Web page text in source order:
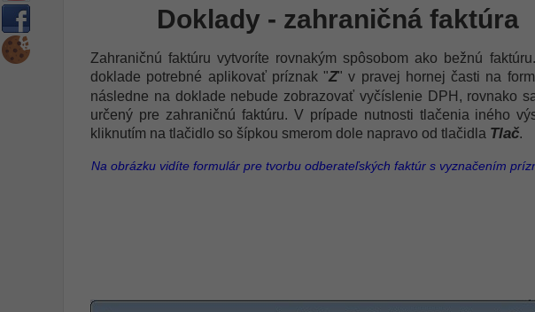
Doklady - zahraničná faktúra
Zahraničnú faktúru vytvoríte rovnakým spôsobom ako bežnú
doklade potrebné aplikovať príznak "Z" v pravej hornej časti na
následne na doklade nebude zobrazovať vyčíslenie DPH, rovnako
určený pre zahraničnú faktúru. V prípade nutnosti tlačenia iného
kliknutím na tlačidlo so šípkou smerom dole napravo od tlačidla Tlač.
Na obrázku vidíte formulár pre tvorbu odberateľských faktúr s vyznačením